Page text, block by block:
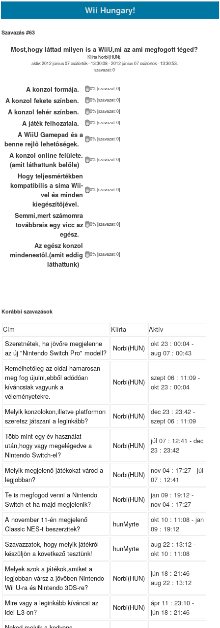
Wii Hungary!
Szavazás #63
Most,hogy láttad milyen is a WiiU,mi az ami megfogott téged?
KiírtaNorbi(HUN).
aktív: 2012 június 07 csütörtök - 13:30:08 - 2012 június 07 csütörtök - 13:30:53.
szavazat: 0
A konzol formája. 0% [szavazat: 0]
A konzol fekete színben. 0% [szavazat: 0]
A konzol fehér színben. 0% [szavazat: 0]
A játék felhozatala. 0% [szavazat: 0]
A WiiU Gamepad és a
benne rejlô lehetôségek.
0% [szavazat: 0]
A konzol online felülete.
(amit láthattunk belöle)
0% [szavazat: 0]
Hogy teljesmértékben
kompatibilis a sima Wii-
vel és minden
kiegészítôjével.
0% [szavazat: 0]
Semmi,mert számomra
továbbrais egy vicc az
egész.
0% [szavazat: 0]
Az egész konzol
mindenestôl.(amit eddig
láthattunk)
0% [szavazat: 0]
Korábbi szavazások
Cím Kiírta
Aktív
Szeretnétek, ha jövőre megjelenne
az új "Nintendo Switch Pro" modell?
Norbi(HUN)
okt 23 : 00:04 -
aug 07 : 00:43
Remélhetőleg az oldal hamarosan
meg fog újulni,ebből adódóan
kíváncsiak vagyunk a
véleményetekre.
Norbi(HUN)
szept 06 : 11:09 -
okt 23 : 00:04
Melyik konzolokon,illetve platformon
szeretsz játszani a leginkább?
Norbi(HUN)
dec 23 : 23:42 -
szept 06 : 11:09
Több mint egy év használat
után,hogy vagy megelégedve a
Nintendo Switch-el?
Norbi(HUN)
júl 07 : 12:41 - dec
23 : 23:42
Melyik megjelenő játékokat várod a
legjobban?
Norbi(HUN)
nov 04 : 17:27 - júl
07 : 12:41
Te is megfogod venni a Nintendo
Switch-et ha majd megjelenik?
Norbi(HUN)
jan 09 : 19:12 -
nov 04 : 17:27
A november 11-én megjelenő
Classic NES-t beszerzitek?
hunMyrte
okt 10 : 11:08 - jan
09 : 19:12
Szavazzatok, hogy melyik játékról
készüljön a következő tesztünk!
hunMyrte
aug 22 : 13:12 -
okt 10 : 11:08
Melyek azok a játékok,amiket a
legjobban vársz a jövôben Nintendo
Wii U-ra és Nintendo 3DS-re?
Norbi(HUN)
jún 18 : 21:46 -
aug 22 : 13:12
Mire vagy a leginkább kíváncsi az
idei E3-on?
Norbi(HUN)
ápr 11 : 23:10 -
jún 18 : 21:46